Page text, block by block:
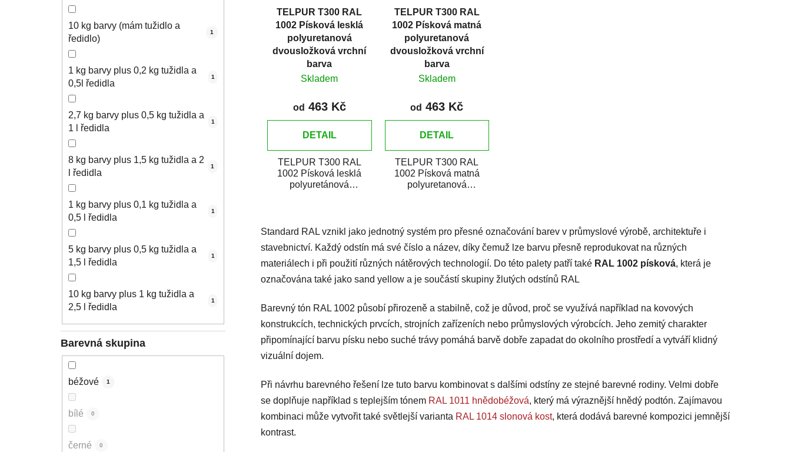
10 kg barvy (mám tužidlo a
ředidlo)
1
1 kg barvy plus 0,2 kg tužidla a
0,5l ředidla
1
2,7 kg barvy plus 0,5 kg tužidla a
1 l ředidla
1
8 kg barvy plus 1,5 kg tužidla a 2
l ředidla
1
1 kg barvy plus 0,1 kg tužidla a
0,5 l ředidla
1
5 kg barvy plus 0,5 kg tužidla a
1,5 l ředidla
1
10 kg barvy plus 1 kg tužidla a
2,5 l ředidla
1
Barevná skupina
béžové 1
bílé 0
černé 0
TELPUR T300 RAL
1002 Písková lesklá
polyuretanová
dvousložková vrchní
barva
Skladem
od 463 Kč
DETAIL
TELPUR T300 RAL
1002 Písková lesklá
polyuretánová
TELPUR T300 RAL
1002 Písková matná
polyuretanová
dvousložková vrchní
barva
Skladem
od 463 Kč
DETAIL
TELPUR T300 RAL
1002 Písková matná
polyuretanová
l
á
d
a
p
r
v
v
ý
p
i
Standard RAL vznikl jako jednotný systém pro přesné označování barev v průmyslové výrobě, architektuře i
stavebnictví. Každý odstín má své číslo a název, díky čemuž lze barvu přesně reprodukovat na různých
materiálech i při použití různých nátěrových technologií. Do této palety patří také RAL 1002 písková, která je
označována také jako sand yellow a je součástí skupiny žlutých odstínů RAL
Barevný tón RAL 1002 působí přirozeně a stabilně, což je důvod, proč se využívá například na kovových
konstrukcích, technických prvcích, strojních zařízeních nebo průmyslových výrobcích. Jeho zemitý charakter
připomínající barvu písku nebo suché trávy pomáhá barvě dobře zapadat do okolního prostředí a vytváří klidný
vizuální dojem.
Při návrhu barevného řešení lze tuto barvu kombinovat s dalšími odstíny ze stejné barevné rodiny. Velmi dobře
se doplňuje například s teplejším tónem RAL 1011 hnědobéžová, který má výraznější hnědý podtón. Zajímavou
kombinaci může vytvořit také světlejší varianta RAL 1014 slonová kost, která dodává barevné kompozici jemnější
kontrast.